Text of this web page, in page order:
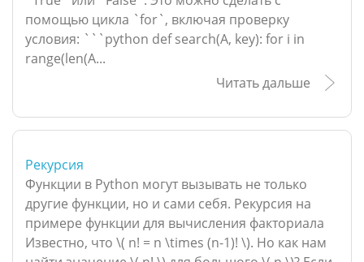
помощью цикла `for`, включая проверку
условия: ```python def search(A, key): for i in
range(len(A...
Читать дальше
Рекурсия
Функции в Python могут вызывать не только
другие функции, но и сами себя. Рекурсия на
примере функции для вычисления факториала
Известно, что \( n! = n \times (n-1)! \). Но как нам